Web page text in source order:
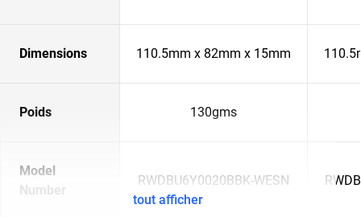
Dimensions 110.5mm x 82mm x 15mm
Poids 130gms
Model
Number
RWDBU6Y0020BBK-WESN
tout afficher